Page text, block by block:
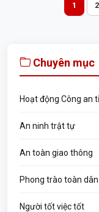
1 2
Chuyên mục
Hoạt động Công an
An ninh trật tự
An toàn giao thông
Phong trào toàn
Người tốt việc tốt